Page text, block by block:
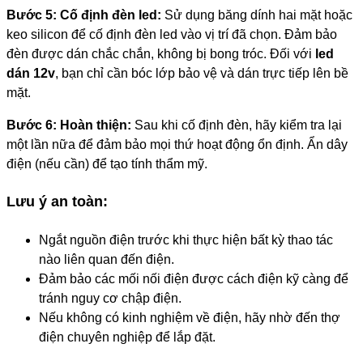
Bước 5: Cố định đèn led: Sử dụng băng dính hai mặt hoặc
keo silicon để cố định đèn led vào vị trí đã chọn. Đảm bảo
đèn được dán chắc chắn, không bị bong tróc. Đối với led
dán 12v, bạn chỉ cần bóc lớp bảo vệ và dán trực tiếp lên bề
mặt.
Bước 6: Hoàn thiện: Sau khi cố định đèn, hãy kiểm tra lại
một lần nữa để đảm bảo mọi thứ hoạt động ổn định. Ẩn dây
điện (nếu cần) để tạo tính thẩm mỹ.
Lưu ý an toàn:
Ngắt nguồn điện trước khi thực hiện bất kỳ thao tác
nào liên quan đến điện.
Đảm bảo các mối nối điện được cách điện kỹ càng để
tránh nguy cơ chập điện.
Nếu không có kinh nghiệm về điện, hãy nhờ đến thợ
điện chuyên nghiệp để lắp đặt.